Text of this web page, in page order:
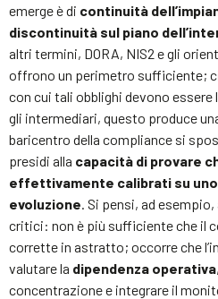
emerge è di continuità
discontinuità sul piano
altri termini, DORA, NIS2 e gli
offrono un perimetro sufficiente;
con cui tali obblighi devono
gli intermediari, questo produce
baricentro della compliance si
presidi alla capacità di provare
effettivamente calibrati su
evoluzione. Si pensi, ad
critici: non è più sufficiente che il
corrette in astratto; occorre che
valutare la dipendenza operativa
concentrazione e integrare il